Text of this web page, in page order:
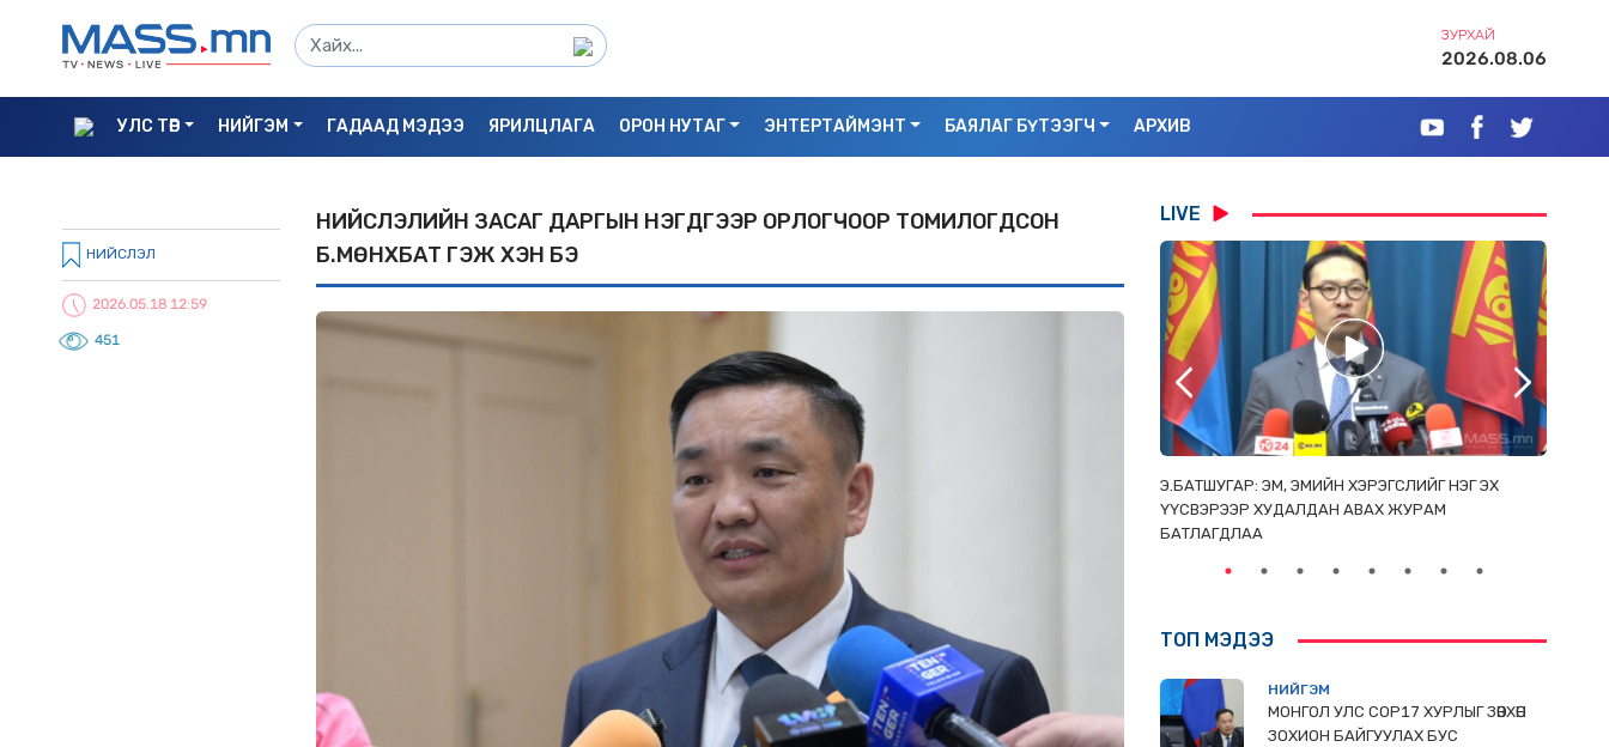
ЗУРХАЙ
2026.08.06
УЛС ТӨР НИЙГЭМ ГАДААД МЭДЭЭ ЯРИЛЦЛАГА ОРОН НУТАГ ЭНТЕРТАЙМЭНТ БАЯЛАГ БҮТЭЭГЧ АРХИВ
НИЙСЛЭЛ
2026.05.18 12:59
451
НИЙСЛЭЛИЙН ЗАСАГ ДАРГЫН НЭГДҮГЭЭР ОРЛОГЧООР ТОМИЛОГДСОН
Б.МӨНХБАТ ГЭЖ ХЭН БЭ
LIVE
С.БАЯРБИЛЭГ: ДРАГОН ТӨВИЙН 3 ДАВХРААС
УНАСАН 25 НАСТАЙ ЭМЭГТЭЙ АМИА ХОРЛОСОН
БАЙЖ БОЛЗОШГҮЙ
Э.БАТШУГАР: ЭМ, ЭМИЙН ХЭРЭГСЛИЙГ НЭГ ЭХ
ҮҮСВЭРЭЭР ХУДАЛДАН АВАХ ЖУРАМ
БАТЛАГДЛАА
ТОП МЭДЭЭ
НИЙГЭМ
МОНГОЛ УЛС СОР17 ХУРЛЫГ ЗӨВХӨН
ЗОХИОН БАЙГУУЛАХ БУС